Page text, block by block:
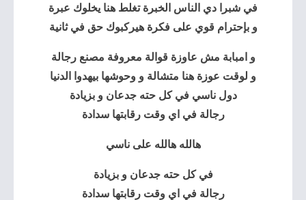
في شبرا دي الناس الخبرة تغلط هنا يخلوك عبرة
و بإحترام قوي على فكرة هيركبوك حق في ثانية
و امبابة مش عاوزة قوالة معروفة مصنع رجالة
و لوقت عوزة هنا متشالة و وحوشها بيهدوا الدنيا
دول ناسي في كل حته جدعان و بزيادة
رجالة في اي وقت رقابتها سدادة
هالله هالله على ناسي
في كل حته جدعان و بزيادة
رجالة في اي وقت رقابتها سدادة